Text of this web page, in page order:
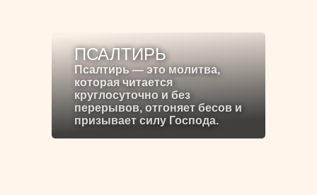
ПСАЛТИРЬ
Псалтирь — это молитва,
которая читается
круглосуточно и без
перерывов, отгоняет бесов и
призывает силу Господа.